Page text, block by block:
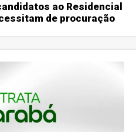
ao Residencial
de procuração